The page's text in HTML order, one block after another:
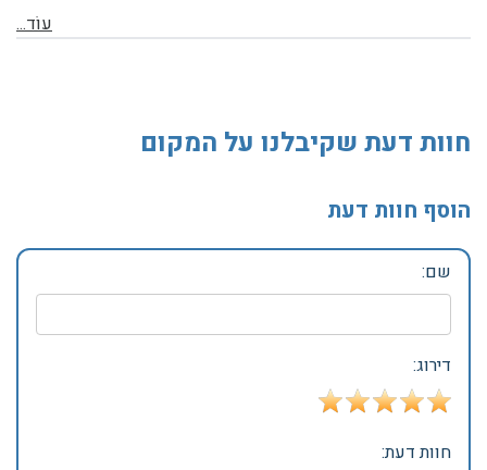
עוֹד...
חוות דעת שקיבלנו על המקום
הוסף חוות דעת
שם:
דירוג:
חוות דעת: